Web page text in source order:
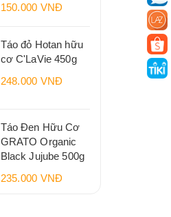
150.000 VNĐ
Táo đỏ Hotan hữu
cơ C'LaVie 450g
248.000 VNĐ
Táo Đen Hữu Cơ
GRATO Organic
Black Jujube 500g
235.000 VNĐ